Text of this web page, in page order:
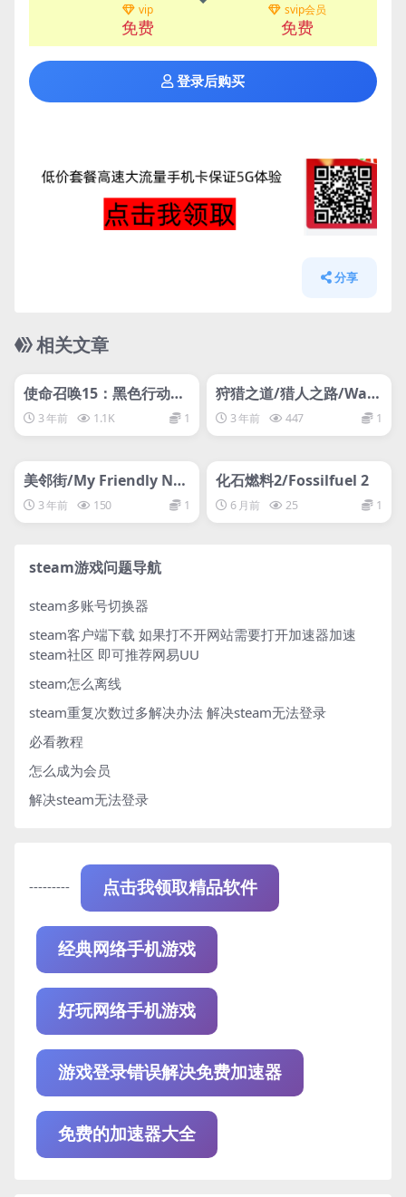
vip
免费
svip会员
免费
登录后购买
分享
相关文章
网盘下载游戏
使命召唤15：黑色行动4/
Call of Duty: Black Ops
4
3 年前 1.1K 1
网盘下载游戏
狩猎之道/猎人之路/Way
of the Hunter/支持网络
联机
3 年前 447 1
网盘下载游戏
美邻街/My Friendly Nei
ghborhood
3 年前 150 1
网盘下载游戏
化石燃料2/Fossilfuel 2
6 月前 25 1
steam游戏问题导航
steam多账号切换器
steam客户端下载 如果打不开网站需要打开加速器加速
steam社区 即可推荐网易UU
steam怎么离线
steam重复次数过多解决办法 解决steam无法登录
必看教程
怎么成为会员
解决steam无法登录
--------- 点击我领取精品软件
经典网络手机游戏
好玩网络手机游戏
游戏登录错误解决免费加速器
免费的加速器大全